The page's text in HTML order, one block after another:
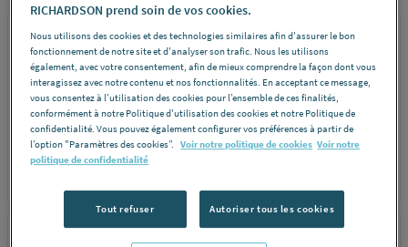
WAGO
GEL BOX IPX8 221
6MM2 T3 -2PCE- 207-
1433 WAGO
RICHARDSON prend soin de vos cookies.
Nous utilisons des cookies et des technologies similaires afin d'assurer le bon
fonctionnement de notre site et d'analyser son trafic. Nous les utilisons
également, avec votre consentement, afin de mieux comprendre la façon dont vous
interagissez avec notre contenu et nos fonctionnalités. En acceptant ce message,
vous consentez à l’utilisation des cookies pour l’ensemble de ces finalités,
conformément à notre Politique d'utilisation des cookies et notre Politique de
confidentialité. Vous pouvez également configurer vos préférences à partir de
l’option "Paramètres des cookies”.
Voir notre politique de cookies Voir notre
politique de confidentialité
Tout refuser Autoriser tous les cookies